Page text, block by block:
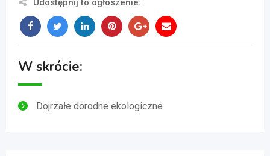
Udostępnij to ogłoszenie:
W skrócie:
Dojrzałe dorodne ekologiczne